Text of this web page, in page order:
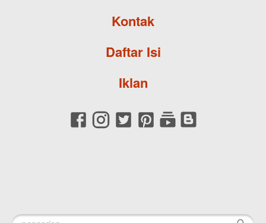
Kontak
Daftar Isi
Iklan